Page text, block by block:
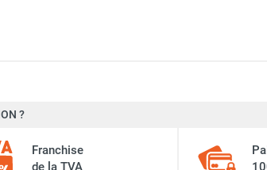
Italie
?
Franchise
de la TVA